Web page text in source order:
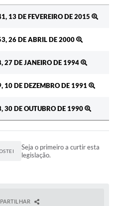
13 DE FEVEREIRO DE 2015
26 DE ABRIL DE 2000
27 DE JANEIRO DE 1994
10 DE DEZEMBRO DE 1991
30 DE OUTUBRO DE 1990
Seja o primeiro a curtir esta
legislação.